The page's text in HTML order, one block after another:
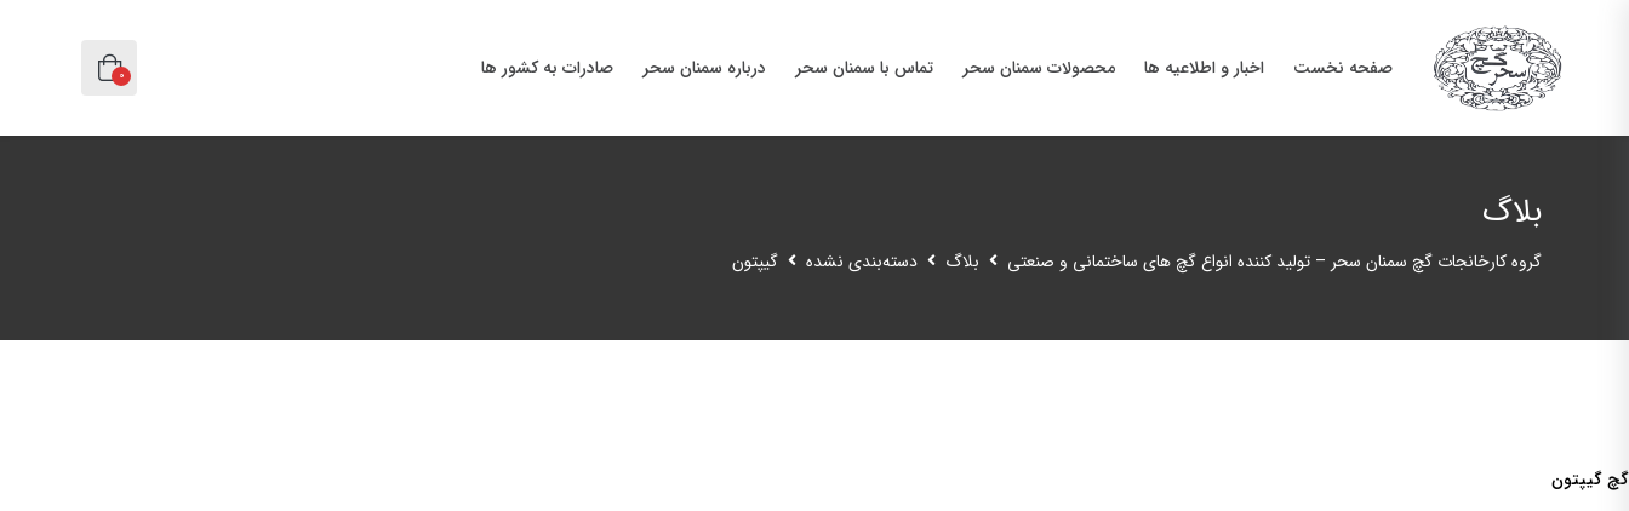
صفحه نخست اخبار و اطلاعیه ها محصولات سمنان سحر تماس با سمنان سحر درباره سمنان سحر صادرات به کشور ها 0
بلاگ
گروه کارخانجات گچ سمنان سحر – تولید کننده انواع گچ های ساختمانی و صنعتی بلاگ دسته‌بندی نشده گیپتون
گچ گیپتون